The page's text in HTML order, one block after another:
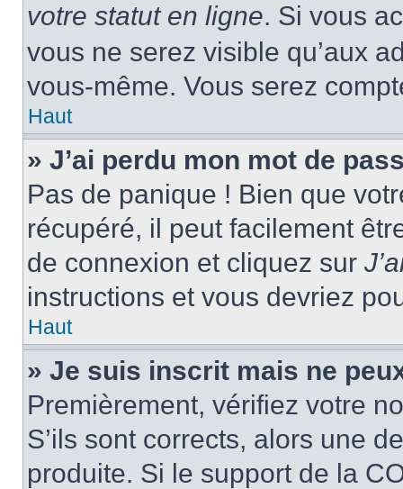
votre statut en ligne. Si vous
vous ne serez visible qu’aux
vous-même. Vous serez
Haut
» J’ai perdu mon mot de
Pas de panique ! Bien que
récupéré, il peut facilement
de connexion et cliquez sur
instructions et vous devriez
Haut
» Je suis inscrit mais ne
Premièrement, vérifiez votre
S’ils sont corrects, alors une
produite. Si le support de la